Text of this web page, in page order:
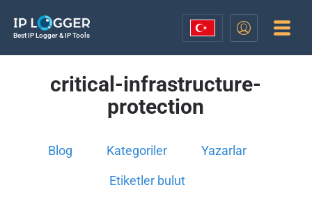
Best IP Logger & IP Tools
critical-infrastructure-
protection
Blog Kategoriler Yazarlar
Etiketler bulut